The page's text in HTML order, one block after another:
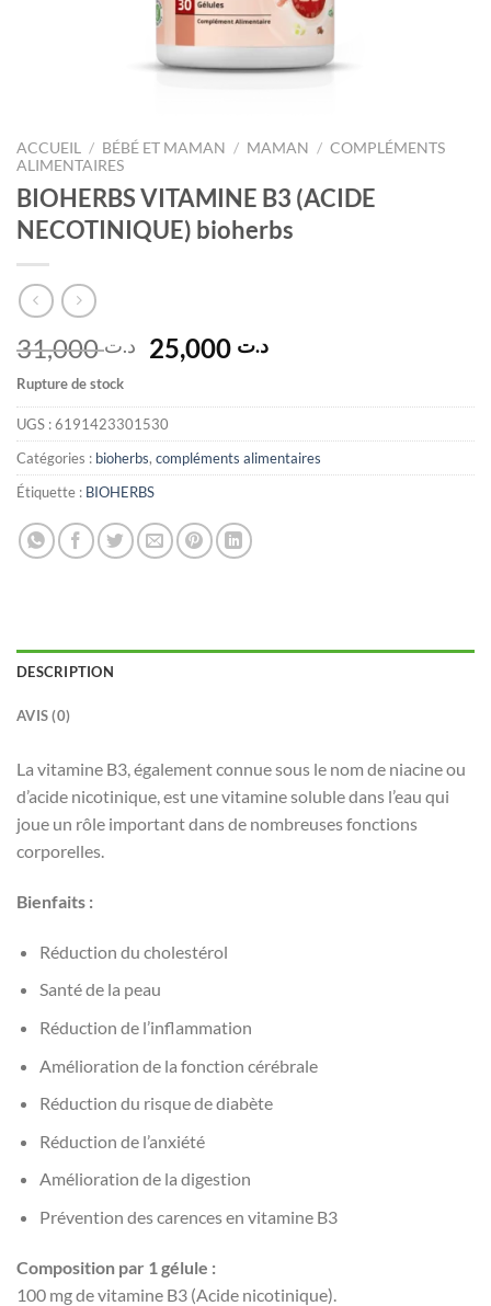
ACCUEIL / BÉBÉ ET MAMAN / MAMAN / COMPLÉMENTS
ALIMENTAIRES
BIOHERBS VITAMINE B3 (ACIDE
NECOTINIQUE) bioherbs
د.ت31,000
Le
prix
initial
était :
د.ت 31,000.
د.تLe
actuel
د.ت 25,000.
Rupture de stock
UGS :6191423301530
Catégories : bioherbs, compléments alimentaires
Étiquette : BIOHERBS
DESCRIPTION
AVIS (0)
La vitamine B3, également connue sous le nom de niacine ou
d’acide nicotinique, est une vitamine soluble dans l’eau qui
joue un rôle important dans de nombreuses fonctions
corporelles.
Bienfaits :
Réduction du cholestérol
Santé de la peau
Réduction de l’inflammation
Amélioration de la fonction cérébrale
Réduction du risque de diabète
Réduction de l’anxiété
Amélioration de la digestion
Prévention des carences en vitamine B3
Composition par 1 gélule :
100 mg de vitamine B3 (Acide nicotinique).